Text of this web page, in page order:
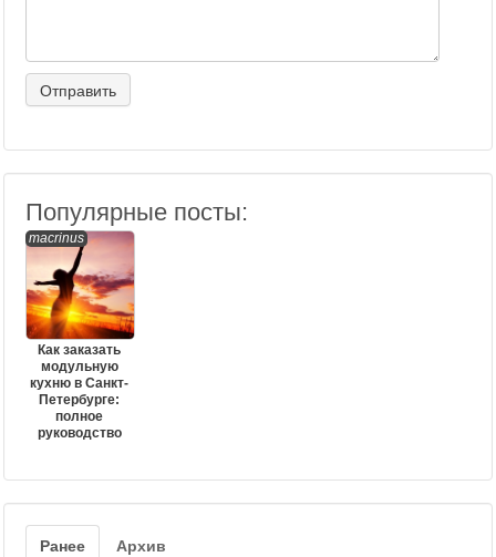
Популярные посты:
macrinus
Как заказать
модульную
кухню в Санкт-
Петербурге:
полное
руководство
Ранее Архив